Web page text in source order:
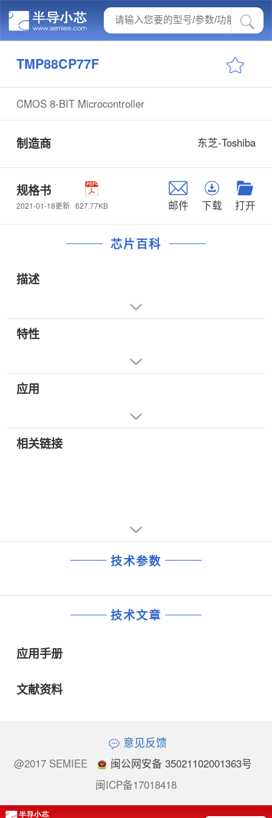
TMP88CP77F
CMOS 8-BIT Microcontroller
制造商 东芝-Toshiba
规格书
2021-01-18更新 627.77KB 邮件 下载 打开
芯片百科
描述
特性
应用
相关链接
技术参数
技术文章
应用手册
文献资料
意见反馈
@2017 SEMIEE
闽公网安备 35021102001363号
闽ICP备17018418